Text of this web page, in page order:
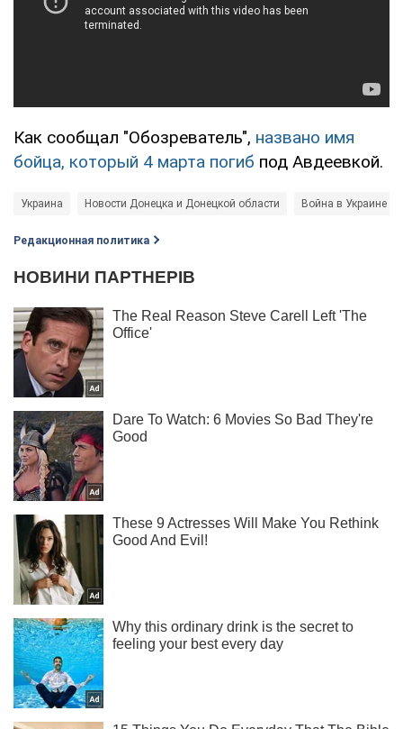
Как сообщал "Обозреватель", названо имя
бойца, который 4 марта погиб под Авдеевкой.
Украина Новости Донецка и Донецкой области Война в Украине
Редакционная политика